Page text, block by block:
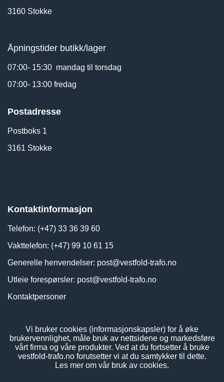
3160 Stokke
Åpningstider butikk/lager
07:00- 15:30 mandag til torsdag
07:00- 13:00 fredag
Postadresse
Postboks 1
3161 Stokke
Kontaktinformasjon
Telefon: (+47) 33 36 39 60
Vakttelefon: (+47) 99 10 61 15
Generelle henvendelser: post@vestfold-trafo.no
Utleie forespørsler: post@vestfold-trafo.no
Kontaktpersoner
Vi bruker cookies (informasjonskapsler) for å øke
brukervennlighet, måle bruk av nettsidene og markedsføre
vårt firma og våre produkter. Ved at du fortsetter å bruke
vestfold-trafo.no forutsetter vi at du samtykker til dette.
Les mer om vår bruk av cookies.